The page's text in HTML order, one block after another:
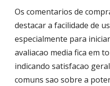
Os comentarios de
destacar a facilidade de
especialmente para
avaliacao media fica em
indicando satisfacao
comuns sao sobre a